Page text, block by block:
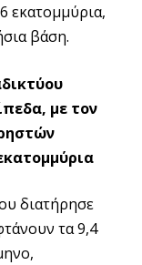
εκατομμύρια,
βάση.
με τον
διατήρησε
τα 9,4